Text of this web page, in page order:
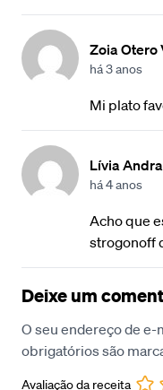
Zoia Otero
há 3 anos
Mi plato
Lívia
há 4 anos
Acho que
strogonoff
Deixe um
O seu endereço de
obrigatórios são
Avaliação da receita